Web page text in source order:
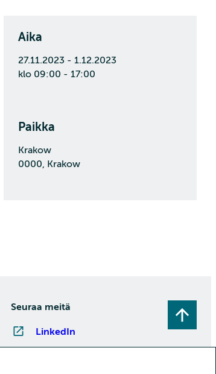
Aika
27.11.2023 - 1.12.2023
klo 09:00 - 17:00
Paikka
Krakow
0000, Krakow
Seuraa meitä
LinkedIn